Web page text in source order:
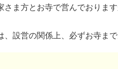
さま方とお寺で営んでおりま
、設営の関係上、必ずお寺ま